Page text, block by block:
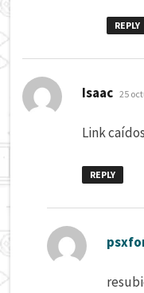
REPLY
Isaac dice:
25
Link
REPLY